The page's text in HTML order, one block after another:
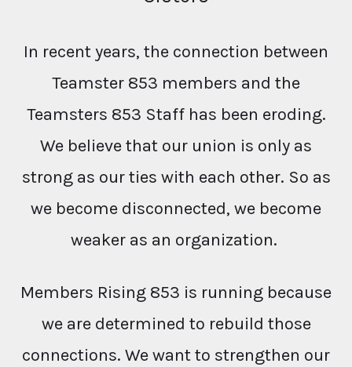
In recent years, the connection between
Teamster 853 members and the
Teamsters 853 Staff has been eroding.
We believe that our union is only as
strong as our ties with each other. So as
we become disconnected, we become
weaker as an organization.
Members Rising 853 is running because
we are determined to rebuild those
connections. We want to strengthen our